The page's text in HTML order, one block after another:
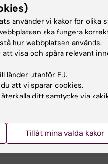
i genomförandet och
sammanställs i en
helhet
studentbarometern (PDF,
på denna sida?
använder vi kakor för olika
ska fungera
hur webbplatsen används.
att visa och spåra relevant
länder utanför EU.
att vi sparar cookies.
ditt samtycke via
Tillåt mina valda kakor